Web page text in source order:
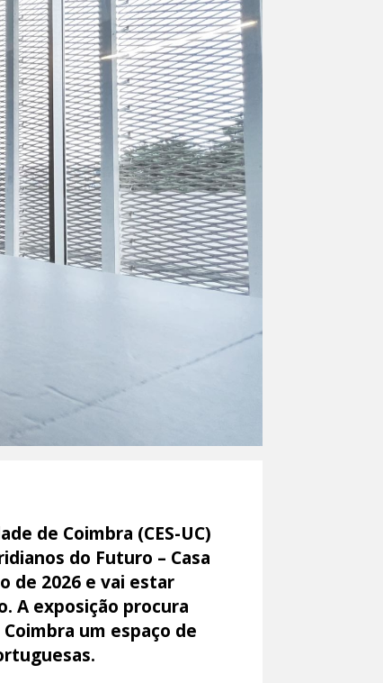
de Coimbra (CES-UC)
do Futuro – Casa
de 2026 e vai estar
A exposição procura
um espaço de